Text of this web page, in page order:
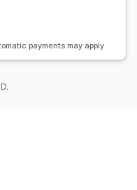
payments may apply